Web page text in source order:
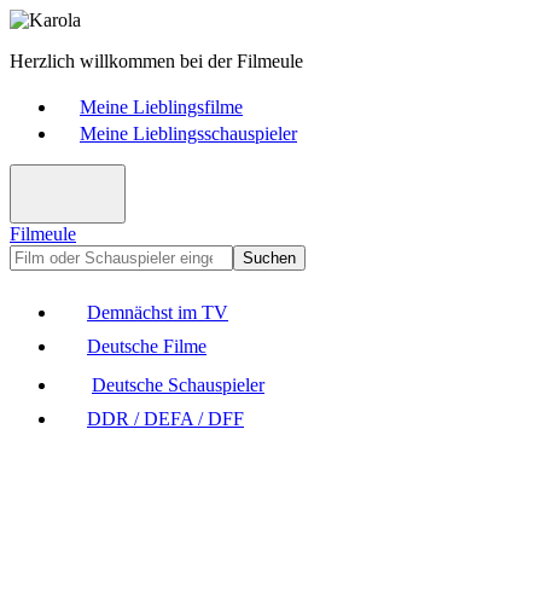
Herzlich willkommen bei der Filmeule
Meine Lieblingsfilme
Meine Lieblingsschauspieler
Filmeule
Suchen
Demnächst im TV
Deutsche Filme
Deutsche Schauspieler
DDR / DEFA / DFF